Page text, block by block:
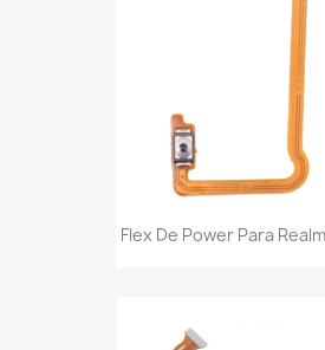
Flex De Power Para